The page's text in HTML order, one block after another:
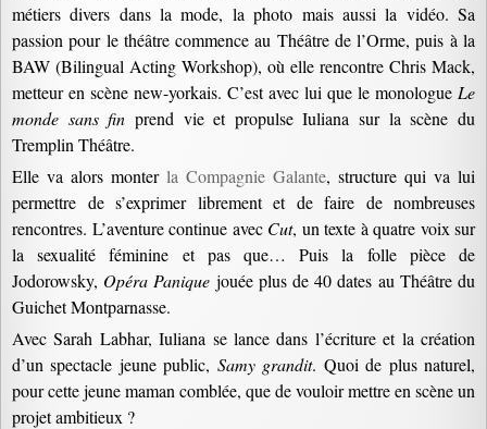
métiers divers dans la mode, la photo mais aussi la vidéo. Sa
passion pour le théâtre commence au Théâtre de l’Orme, puis à la
BAW (Bilingual Acting Workshop), où elle rencontre Chris Mack,
metteur en scène new-yorkais. C’est avec lui que le monologue Le
monde sans fin prend vie et propulse Iuliana sur la scène du
Tremplin Théâtre.
Elle va alors monter la Compagnie Galante, structure qui va lui
permettre de s’exprimer librement et de faire de nombreuses
rencontres. L’aventure continue avec Cut, un texte à quatre voix sur
la sexualité féminine et pas que… Puis la folle pièce de
Jodorowsky, Opéra Panique jouée plus de 40 dates au Théâtre du
Guichet Montparnasse.
Avec Sarah Labhar, Iuliana se lance dans l’écriture et la création
d’un spectacle jeune public, Samy grandit. Quoi de plus naturel,
pour cette jeune maman comblée, que de vouloir mettre en scène un
projet ambitieux ?